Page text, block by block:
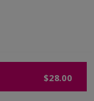
$28.00